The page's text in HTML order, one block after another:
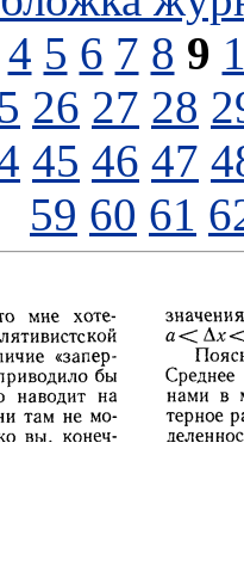
4 5 6 7 8 9
26 27 28
45 46 47
59 60 61